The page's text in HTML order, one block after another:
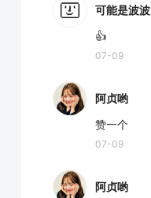
可能是波波
👍
07-09
阿贞哟
赞一个
07-09
阿贞哟